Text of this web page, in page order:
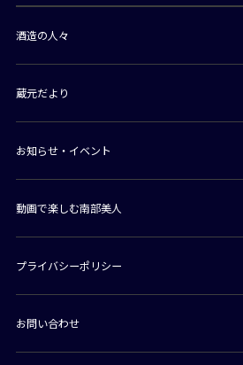
酒造の人々
蔵元だより
お知らせ・イベント
動画で楽しむ南部美人
プライバシーポリシー
お問い合わせ